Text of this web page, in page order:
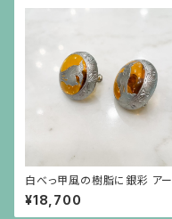
白べっ甲風の樹脂に銀彩 アー
カンサス模様と山羊のモチーフ
のイヤリング
¥18,700